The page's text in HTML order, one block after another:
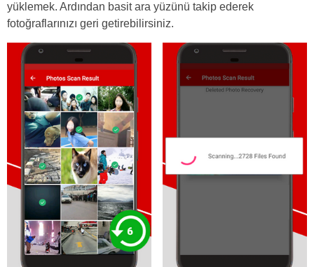
yüklemek. Ardından basit ara yüzünü takip ederek
fotoğraflarınızı geri getirebilirsiniz.